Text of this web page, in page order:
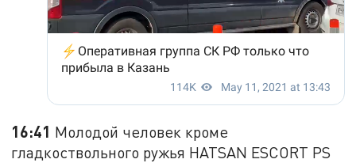
16:41 Молодой человек кроме
гладкоствольного ружья HATSAN ESCORT PS